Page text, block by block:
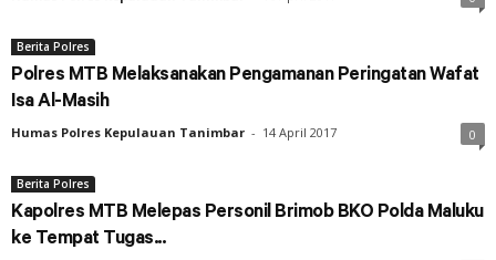
Berita Polres
Polres MTB Melaksanakan Pengamanan Peringatan Wafat
Isa Al-Masih
Humas Polres Kepulauan Tanimbar - 14 April 2017 0
Berita Polres
Kapolres MTB Melepas Personil Brimob BKO Polda Maluku
ke Tempat Tugas...